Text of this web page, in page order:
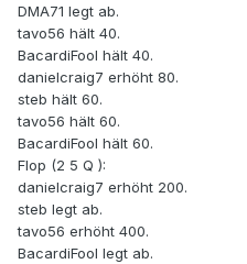
DMA71 legt ab.
tavo56 hält 40.
BacardiFool hält 40.
danielcraig7 erhöht 80.
steb hält 60.
tavo56 hält 60.
BacardiFool hält 60.
Flop (2 5 Q ):
danielcraig7 erhöht 200.
steb legt ab.
tavo56 erhöht 400.
BacardiFool legt ab.